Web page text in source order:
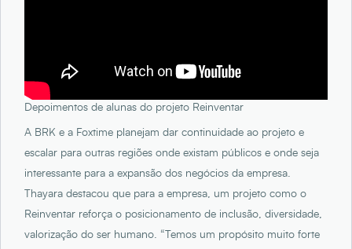
Depoimentos de alunas do projeto Reinventar
A BRK e a Foxtime planejam dar continuidade ao projeto e
escalar para outras regiões onde existam públicos e onde seja
interessante para a expansão dos negócios da empresa.
Thayara destacou que para a empresa, um projeto como o
Reinventar reforça o posicionamento de inclusão, diversidade,
valorização do ser humano. “Temos um propósito muito forte